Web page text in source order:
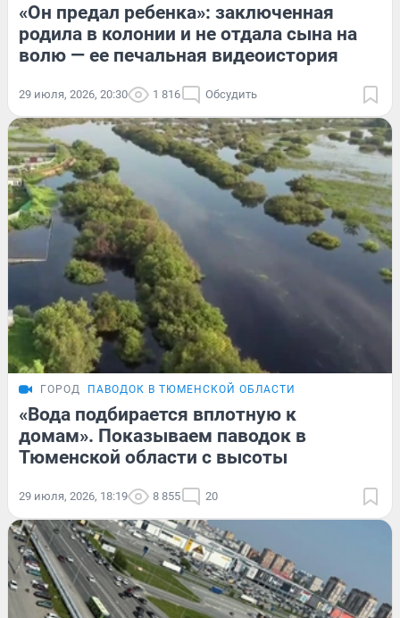
«Он предал ребенка»: заключенная
родила в колонии и не отдала сына на
волю — ее печальная видеоистория
29 июля, 2026, 20:30 1 816 Обсудить
ГОРОД ПАВОДОК В ТЮМЕНСКОЙ ОБЛАСТИ
«Вода подбирается вплотную к
домам». Показываем паводок в
Тюменской области с высоты
29 июля, 2026, 18:19 8 855 20